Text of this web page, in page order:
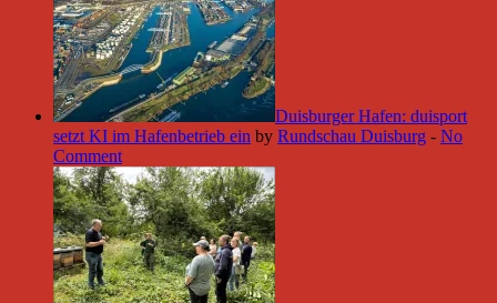
Duisburger Hafen: duisport
setzt KI im Hafenbetrieb ein by Rundschau Duisburg - No
Comment